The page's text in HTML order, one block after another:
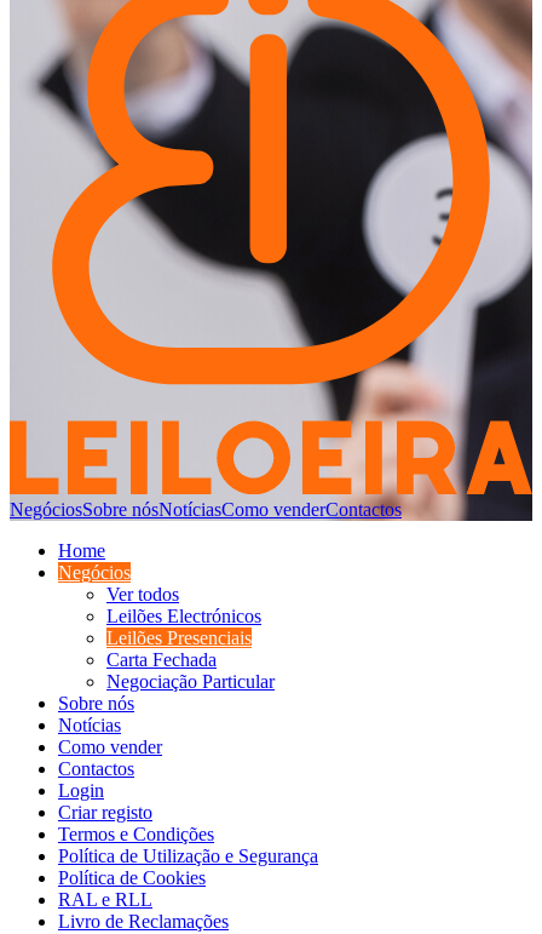
NegóciosSobre nósNotíciasComo venderContactos
Home
Negócios
Ver todos
Leilões Electrónicos
Leilões Presenciais
Carta Fechada
Negociação Particular
Sobre nós
Notícias
Como vender
Contactos
Login
Criar registo
Termos e Condições
Política de Utilização e Segurança
Política de Cookies
RAL e RLL
Livro de Reclamações